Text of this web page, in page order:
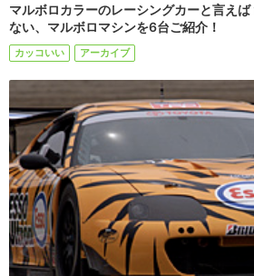
マルボロカラーのレーシングカーと言え
ない、マルボロマシンを6台ご紹介！
カッコいい アーカイブ